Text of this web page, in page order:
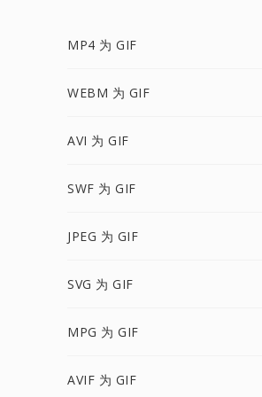
MP4 为 GIF
WEBM 为 GIF
AVI 为 GIF
SWF 为 GIF
JPEG 为 GIF
SVG 为 GIF
MPG 为 GIF
AVIF 为 GIF